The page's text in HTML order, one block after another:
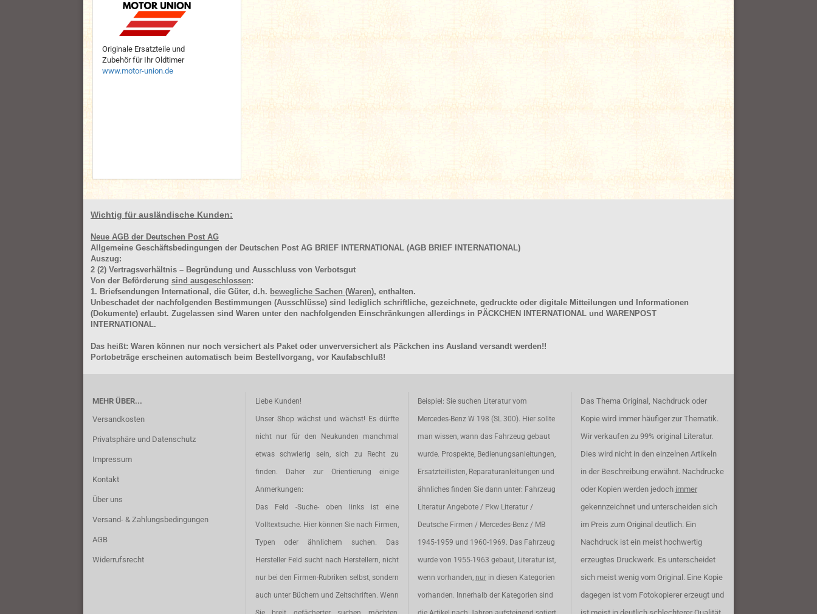
Originale Ersatzteile und
Zubehör für Ihr Oldtimer
www.motor-union.de
Wichtig für ausländische Kunden:
Neue AGB der Deutschen Post AG
Allgemeine Geschäftsbedingungen der Deutschen Post AG BRIEF INTERNATIONAL (AGB BRIEF INTERNATIONAL)
Auszug:
2 (2) Vertragsverhältnis – Begründung und Ausschluss von Verbotsgut
Von der Beförderung sind ausgeschlossen:
1. Briefsendungen International, die Güter, d.h. bewegliche Sachen (Waren), enthalten.
Unbeschadet der nachfolgenden Bestimmungen (Ausschlüsse) sind lediglich schriftliche, gezeichnete, gedruckte oder digitale Mitteilungen und Informationen
(Dokumente) erlaubt. Zugelassen sind Waren unter den nachfolgenden Einschränkungen allerdings in PÄCKCHEN INTERNATIONAL und WARENPOST
INTERNATIONAL.
Das heißt: Waren können nur noch versichert als Paket oder unverversichert als Päckchen ins Ausland versandt werden!!
Portobeträge erscheinen automatisch beim Bestellvorgang, vor Kaufabschluß!
MEHR ÜBER...
Versandkosten
Privatsphäre und Datenschutz
Impressum
Kontakt
Über uns
Versand- & Zahlungsbedingungen
AGB
Widerrufsrecht
Liebe Kunden!
Unser Shop wächst und wächst! Es dürfte
nicht nur für den Neukunden manchmal
etwas schwierig sein, sich zu Recht zu
finden. Daher zur Orientierung einige
Anmerkungen:
Das Feld -Suche- oben links ist eine
Volltextsuche. Hier können Sie nach Firmen,
Typen oder ähnlichem suchen. Das
Hersteller Feld sucht nach Herstellern, nicht
nur bei den Firmen-Rubriken selbst, sondern
auch unter Büchern und Zeitschriften. Wenn
Beispiel: Sie suchen Literatur vom
Mercedes-Benz W 198 (SL 300). Hier sollte
man wissen, wann das Fahrzeug gebaut
wurde. Prospekte, Bedienungsanleitungen,
Ersatzteillisten, Reparaturanleitungen und
ähnliches finden Sie dann unter: Fahrzeug
Literatur Angebote / Pkw Literatur /
Deutsche Firmen / Mercedes-Benz / MB
1945-1959 und 1960-1969. Das Fahrzeug
wurde von 1955-1963 gebaut, Literatur ist,
wenn vorhanden, nur in diesen Kategorien
vorhanden. Innerhalb der Kategorien sind
Das Thema Original, Nachdruck oder
Kopie wird immer häufiger zur Thematik.
Wir verkaufen zu 99% original Literatur.
Dies wird nicht in den einzelnen Artikeln
in der Beschreibung erwähnt. Nachdrucke
oder Kopien werden jedoch immer
gekennzeichnet und unterscheiden sich
im Preis zum Original deutlich. Ein
Nachdruck ist ein meist hochwertig
erzeugtes Druckwerk. Es unterscheidet
sich meist wenig vom Original. Eine Kopie
dagegen ist vom Fotokopierer erzeugt und